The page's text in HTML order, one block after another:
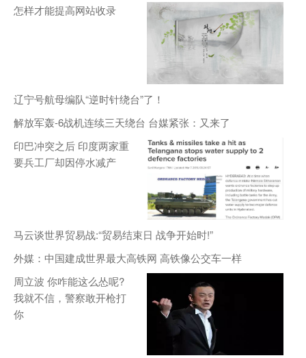
怎样才能提高网站收录
辽宁号航母编队“逆时针绕台”了！
解放军轰-6战机连续三天绕台 台媒紧张：又来了
印巴冲突之后 印度两家重
要兵工厂却因停水减产
马云谈世界贸易战:“贸易结束日 战争开始时!”
外媒：中国建成世界最大高铁网 高铁像公交车一样
周立波 你咋能这么怂呢?
我就不信，警察敢开枪打
你